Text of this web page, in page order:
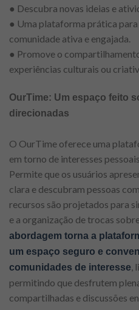
● Descubra novas ideias e
● Uma plataforma prática
comunidade ativa e engajada.
● Promove o
experiências culturais ou
OurTime: Um espaço feito
direcionadas
O OurTime oferece uma
em torno de interesses
Permite que os usuários
clara e descubram pessoas
recursos são projetados para
e a organização de trocas
abordagem torna a
um espaço seguro e
comunidades de interesse,
permitindo que desfrutem
compartilhadas e discussões